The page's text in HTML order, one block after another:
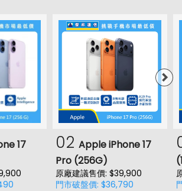
17
02 Apple iPhone 17
Pro (256G)
原廠建議售價: $39,900
門市破盤價: $36,790